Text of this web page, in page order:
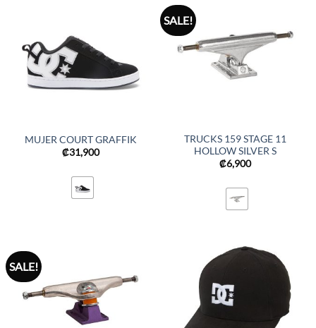
MUJER COURT GRAFFIK
₡31,900
SALE!
TRUCKS 159 STAGE 11
HOLLOW SILVER S
₡6,900
SALE!